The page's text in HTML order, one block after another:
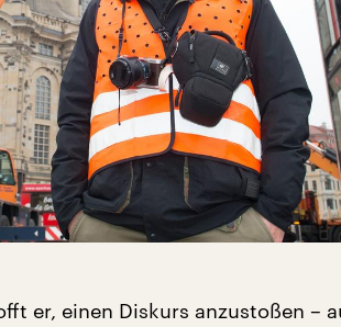
er, einen Diskurs anzustoßen –